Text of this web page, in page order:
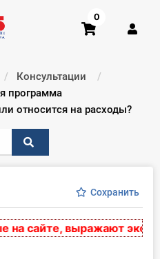
0
Консультации
программа
относится на расходы?
Сохранить
сайте, выражают